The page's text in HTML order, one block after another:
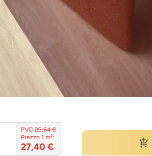
PVC 29,64 €
Prezzo 1 m²:
27,40 €